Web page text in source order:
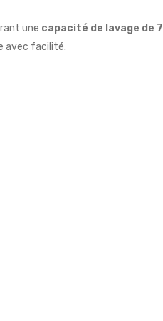
une capacité de lavage de 7
avec facilité.